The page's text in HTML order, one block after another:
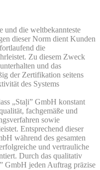
und die weltbekannteste
dieser Norm dient Kunden
die
Zu diesem Zweck
und das
der Zertifikation seitens
des Systems
„Staļi” GmbH konstant
fachgemäße und
sowie
Entsprechend dieser
während des gesamten
und vertrauliche
Durch das qualitativ
GmbH jeden Auftrag präzise